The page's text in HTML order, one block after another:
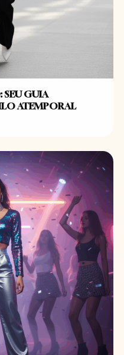
SEU GUIA
ATEMPORAL